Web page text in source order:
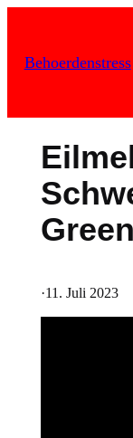
springen
Behoerdenstress
·11. Juli 2023